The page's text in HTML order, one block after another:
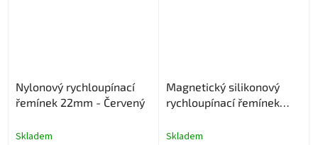
Nylonový rychloupínací
řemínek 22mm - Červený
Skladem
Magnetický silikonový
rychloupínací řemínek
Skladem